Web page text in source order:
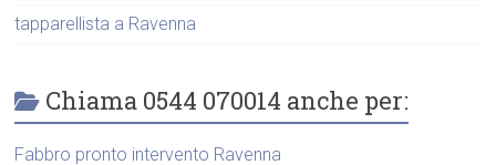
tapparellista a Ravenna
Chiama 0544 070014 anche per:
Fabbro pronto intervento Ravenna